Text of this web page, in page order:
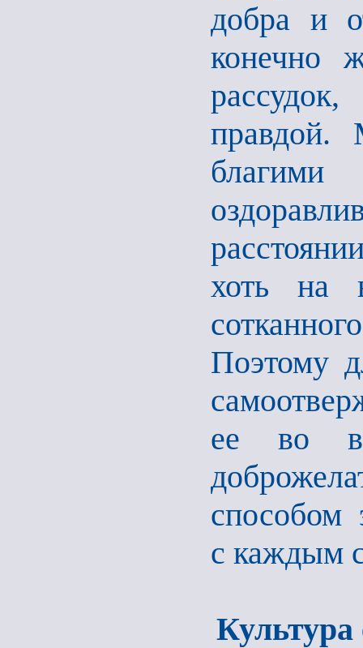
добра и
конечно
правдой.
хоть на
Поэтому
ее во
способом
с каждым
Культура